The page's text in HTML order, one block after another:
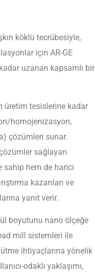
köklü tecrübesiyle,
için AR-GE
uzanan kapsamlı bir
üretim tesislerine kadar
homojenizasyon,
çözümleri sunar.
sağlayan
sahip hem de harici
kazanları ve
yanıt verir.
boyutunu nano ölçeğe
mill sistemleri ile
ihtiyaçlarına yönelik
odaklı yaklaşımı,